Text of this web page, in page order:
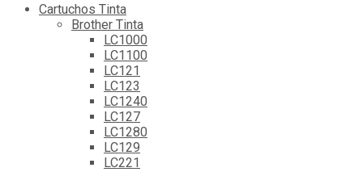
Cartuchos Tinta
Brother Tinta
LC1000
LC1100
LC121
LC123
LC1240
LC127
LC1280
LC129
LC221